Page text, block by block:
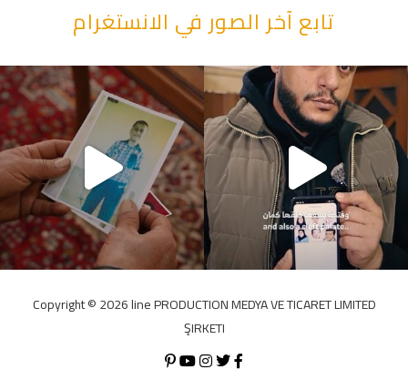
تابع آخر الصور في الانستغرام
“وقت بيمرق العيد.. ببكي.” ف
Copyright ©️ 2026 line PRODUCTION MEDYA VE TICARET LIMITED
ŞIRKETI